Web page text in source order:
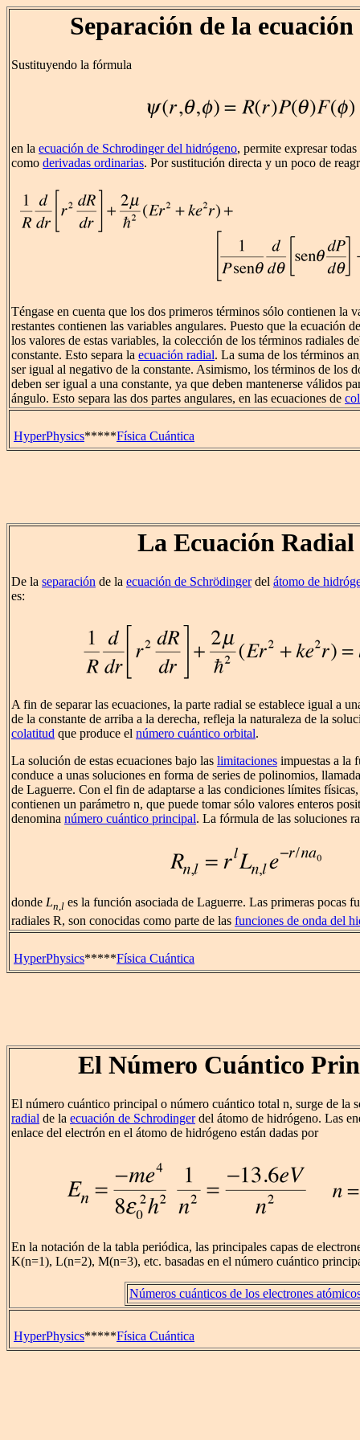
Separación de la
Sustituyendo la fórmula
en la ecuación de Schrodinger del hidrógeno, permite expresar
como derivadas ordinarias. Por sustitución directa y un poco de
Téngase en cuenta que los dos primeros términos sólo contienen la
restantes contienen las variables angulares. Puesto que la ecuación
los valores de estas variables, la colección de los términos radiales
constante. Esto separa la ecuación radial. La suma de los términos
ser igual al negativo de la constante. Asimismo, los términos de los
deben ser igual a una constante, ya que deben mantenerse válidos
ángulo. Esto separa las dos partes angulares, en las ecuaciones de
HyperPhysics*****Física Cuántica
La Ecuación Radial
De la separación de la ecuación de Schrödingerdel átomo de
es:
A fin de separar las ecuaciones, la parte radial se establece igual a
de la constante de arriba a la derecha, refleja la naturaleza de la
colatitud que produce el número cuántico orbital.
La solución de estas ecuaciones bajo las limitaciones impuestas a la
conduce a unas soluciones en forma de series de polinomios,
de Laguerre. Con el fin de adaptarse a las condiciones límites físicas,
contienen un parámetro n, que puede tomar sólo valores enteros
denomina número cuántico principal. La fórmula de las soluciones
donde Ln,l es la función asociada de Laguerre. Las primeras pocas
radiales R, son conocidas como parte de las funciones de onda del
HyperPhysics*****Física Cuántica
El Número Cuántico
El número cuántico principal o número cuántico total n, surge de la
radial de la ecuación de Schrodingerdel átomo de hidrógeno. Las
enlace del electrón en el átomo de hidrógeno están dadas por
En la notación de la tabla periódica, las principales capas de
K(n=1), L(n=2), M(n=3), etc. basadas en el número cuántico
Números cuánticos de los electrones
HyperPhysics*****Física Cuántica